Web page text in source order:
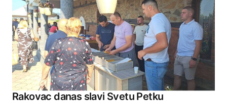
Comment*
Your Name
Rakovac danas slavi Svetu Petku